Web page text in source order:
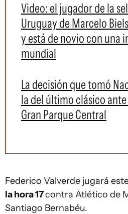
Video: el jugador de la
Uruguay de Marcelo
y está de novio con una
mundial
La decisión que tomó
la del último clásico
Gran Parque Central
Federico Valverde jugará
la hora 17contra Atlético de
Santiago Bernabéu.